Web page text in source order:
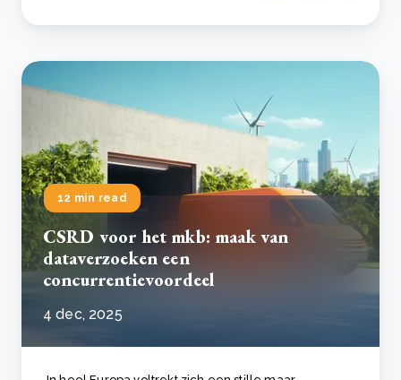
12 min read
CSRD voor het mkb: maak van
dataverzoeken een
concurrentievoordeel
4 dec, 2025